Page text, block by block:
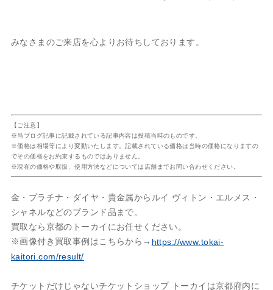
みなさまのご来店を心よりお待ちしております。
【ご注意】
※当ブログ記事に記載されている記事内容は投稿当時のものです。
※価格は相場等により変動いたします。記載されている価格は当時の価格になりますの
でその価格をお約束するものではありません。
※現在の価格や取扱、使用方法などについては店舗までお問い合わせください。
金・プラチナ・ダイヤ・貴金属からルイ ヴィトン・エルメス・
シャネルなどのブランド品まで。
買取なら京都のトーカイにお任せください。
※画像付き買取事例はこちらから→ https://www.tokai-
kaitori.com/result/
チケットだけじゃないチケットショップ トーカイは京都府内に